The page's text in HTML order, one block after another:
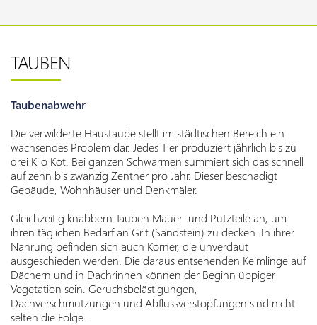
TAUBEN
Taubenabwehr
Die verwilderte Haustaube stellt im städtischen Bereich ein
wachsendes Problem dar. Jedes Tier produziert jährlich bis zu
drei Kilo Kot. Bei ganzen Schwärmen summiert sich das schnell
auf zehn bis zwanzig Zentner pro Jahr. Dieser beschädigt
Gebäude, Wohnhäuser und Denkmäler.
Gleichzeitig knabbern Tauben Mauer- und Putzteile an, um
ihren täglichen Bedarf an Grit (Sandstein) zu decken. In ihrer
Nahrung befinden sich auch Körner, die unverdaut
ausgeschieden werden. Die daraus entsehenden Keimlinge auf
Dächern und in Dachrinnen können der Beginn üppiger
Vegetation sein. Geruchsbelästigungen,
Dachverschmutzungen und Abflussverstopfungen sind nicht
selten die Folge.